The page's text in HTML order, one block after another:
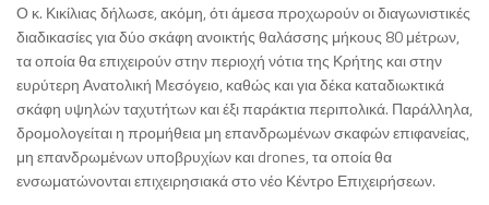
Ο κ. Κικίλιας δήλωσε, ακόμη, ότι άμεσα προχωρούν οι διαγωνιστικές
διαδικασίες για δύο σκάφη ανοικτής θαλάσσης μήκους 80 μέτρων,
τα οποία θα επιχειρούν στην περιοχή νότια της Κρήτης και στην
ευρύτερη Ανατολική Μεσόγειο, καθώς και για δέκα καταδιωκτικά
σκάφη υψηλών ταχυτήτων και έξι παράκτια περιπολικά. Παράλληλα,
δρομολογείται η προμήθεια μη επανδρωμένων σκαφών επιφανείας,
μη επανδρωμένων υποβρυχίων και drones, τα οποία θα
ενσωματώνονται επιχειρησιακά στο νέο Κέντρο Επιχειρήσεων.